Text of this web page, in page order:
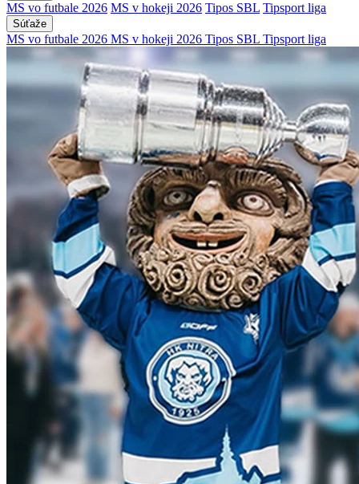
MS vo futbale 2026 MS v hokeji 2026 Tipos SBL Tipsport liga
Súťaže
MS vo futbale 2026 MS v hokeji 2026 Tipos SBL Tipsport liga